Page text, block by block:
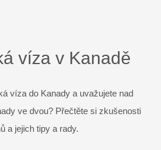
víza v Kanadě
víza do Kanady a uvažujete nad
ve dvou? Přečtěte si zkušenosti
a jejich tipy a rady.